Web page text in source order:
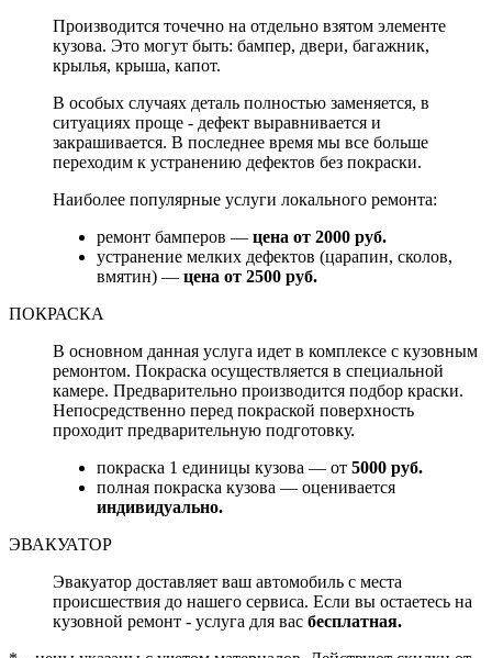
Производится точечно на отдельно взятом элементе
кузова. Это могут быть: бампер, двери, багажник,
крылья, крыша, капот.
В особых случаях деталь полностью заменяется, в
ситуациях проще - дефект выравнивается и
закрашивается. В последнее время мы все больше
переходим к устранению дефектов без покраски.
Наиболее популярные услуги локального ремонта:
ремонт бамперов — цена от 2000 руб.
устранение мелких дефектов (царапин, сколов,
вмятин) — цена от 2500 руб.
ПОКРАСКА
В основном данная услуга идет в комплексе с кузовным
ремонтом. Покраска осуществляется в специальной
камере. Предварительно производится подбор краски.
Непосредственно перед покраской поверхность
проходит предварительную подготовку.
покраска 1 единицы кузова — от 5000 руб.
полная покраска кузова — оценивается
индивидуально.
ЭВАКУАТОР
Эвакуатор доставляет ваш автомобиль с места
происшествия до нашего сервиса. Если вы остаетесь на
кузовной ремонт - услуга для вас бесплатная.